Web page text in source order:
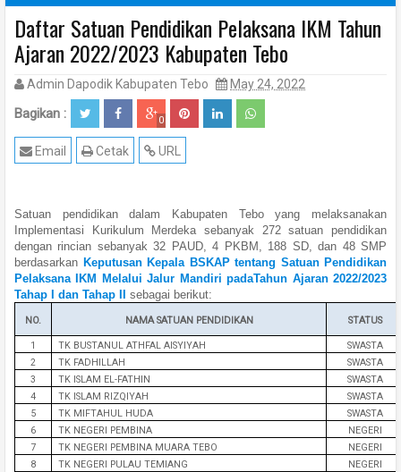
Daftar Satuan Pendidikan Pelaksana IKM Tahun
Ajaran 2022/2023 Kabupaten Tebo
Admin Dapodik Kabupaten Tebo May 24, 2022
Bagikan : 0
URL
Cetak
Email
Satuan pendidikan dalam Kabupaten Tebo yang melaksanakan
Implementasi Kurikulum Merdeka sebanyak 272 satuan pendidikan
dengan rincian sebanyak 32 PAUD, 4 PKBM, 188 SD, dan 48 SMP
berdasarkan Keputusan Kepala BSKAP tentang Satuan Pendidikan
Pelaksana IKM Melalui Jalur Mandiri padaTahun Ajaran 2022/2023
Tahap I dan Tahap II
sebagai berikut:
NO. NAMA SATUAN PENDIDIKAN STATUS
1 TK BUSTANUL ATHFAL AISYIYAH
SWASTA
2
TK FADHILLAH
SWASTA
3
TK ISLAM EL-FATHIN
SWASTA
4
TK ISLAM RIZQIYAH
SWASTA
5
TK MIFTAHUL HUDA
SWASTA
6
TK NEGERI PEMBINA
NEGERI
7
TK NEGERI PEMBINA MUARA TEBO
NEGERI
8
TK NEGERI PULAU TEMIANG
NEGERI